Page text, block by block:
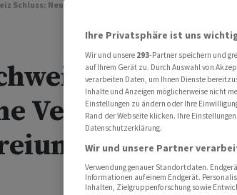
Schluss: Neuerliche Verluste - UBS nach
Schluss:
Verluste - UBS
Ihre Privatsphäre ist uns
Wir und unsere 293-Partner speichern und
auf Ihrem Gerät zu. Durch Auswahl von
verarbeiten Daten, um Ihnen Dienste
Inhalte und Anzeigen möglicherweise nicht
Einstellungen zu ändern oder Ihre
Rand der Webseite klicken. Ihre
Datenschutzerklärung.
Wir und unsere Partner
Verwendung genauer Standortdaten.
Informationen auf einem Endgerät.
Inhalten, Zielgruppenforschung sowie